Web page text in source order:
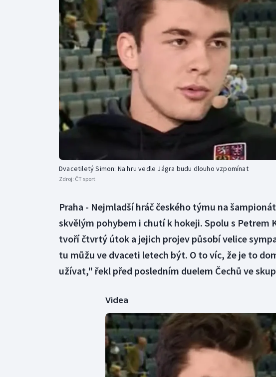
Curling
Dostihy
Florbal
Gymnastika
Dvacetiletý Simon: Na hru vedle Jágra budu dlouho vzpomínat
Zdroj: ČT sport
Praha - Nejmladší hráč českého týmu na
skvělým pohybem i chutí k hokeji. Spolu s Petrem
tvoří čtvrtý útok a jejich projev působí velice
tu můžu ve dvaceti letech být. O to víc, že je to
užívat," řekl před posledním duelem Čechů ve
Videa